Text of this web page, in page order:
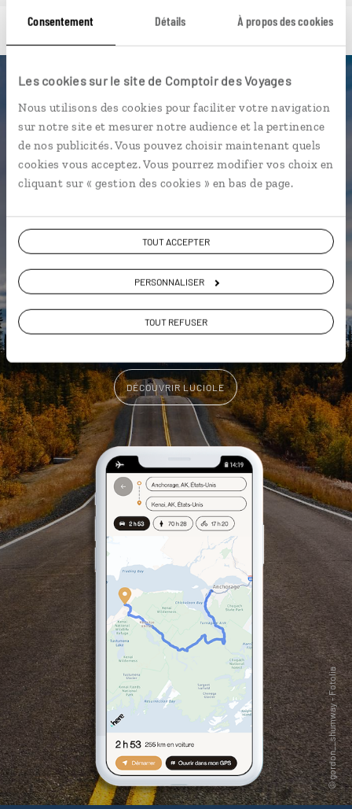
Consentement Détails À propos des cookies
Les cookies sur le site de Comptoir des Voyages
Nous utilisons des cookies pour faciliter votre navigation
sur notre site et mesurer notre audience et la pertinence
de nos publicités. Vous pouvez choisir maintenant quels
cookies vous acceptez. Vous pourrez modifier vos choix en
cliquant sur « gestion des cookies » en bas de page.
TOUT ACCEPTER
PERSONNALISER
TOUT REFUSER
Luciole,
l'appli qui vous guide en Alaska
L’itinéraire vers votrebed and
breakfasten 1 clic
Notre sélection dedinerset
tavernes locales
géolocalisés
L'album souvenirs à composer
DÉCOUVRIR LUCIOLE